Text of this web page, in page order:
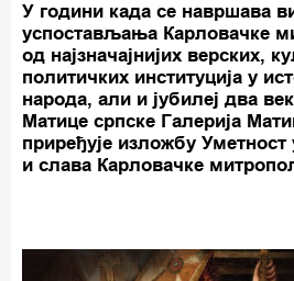
У години када се навршава
успостављања Карловачке
од најзначајнијих верских,
политичких институција у
народа, али и јубилеј два
Матице српске Галерија
приређује изложбу Уметност
и слава Карловачке